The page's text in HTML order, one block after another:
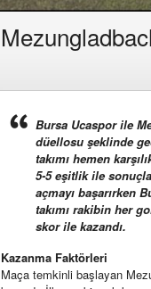
Bursa Ucaspor ile
düellosu şeklinde
takımı hemen
5-5 eşitlik ile
açmayı başarırken
takımı rakibin her
skor ile kazandı.
Kazanma Faktörleri
Maça temkinli başlayan